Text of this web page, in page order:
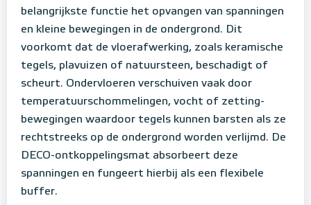
belangrijkste functie het opvangen van spanningen
en kleine bewegingen in de ondergrond. Dit
voorkomt dat de vloerafwerking, zoals keramische
tegels, plavuizen of natuursteen, beschadigt of
scheurt. Ondervloeren verschuiven vaak door
temperatuurschommelingen, vocht of zetting-
bewegingen waardoor tegels kunnen barsten als ze
rechtstreeks op de ondergrond worden verlijmd. De
DECO-ontkoppelingsmat absorbeert deze
spanningen en fungeert hierbij als een flexibele
buffer.